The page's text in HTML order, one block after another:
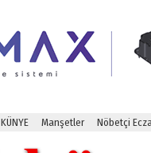
KÜNYE Manşetler Nöbetçi